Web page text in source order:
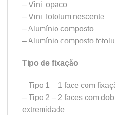
– Vinil opaco
– Vinil fotoluminescente
– Alumínio composto
– Alumínio composto
Tipo de fixação
– Tipo 1 – 1 face com
– Tipo 2 – 2 faces com
extremidade